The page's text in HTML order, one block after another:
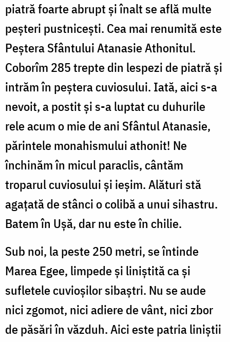
piatră foarte abrupt și înalt se află multe
peșteri pustnicești. Cea mai renumită este
Peștera Sfântului Atanasie Athonitul.
Coborîm 285 trepte din lespezi de piatră şi
intrăm în peștera cuviosului. Iată, aici s-a
nevoit, a postit și s-a luptat cu duhurile
rele acum o mie de ani Sfântul Atanasie,
părintele monahismului athonit! Ne
închinăm în micul paraclis, cântăm
troparul cuviosului și ieșim. Alături stă
agaţată de stânci o colibă a unui sihastru.
Batem în Ușă, dar nu este în chilie.
Sub noi, la peste 250 metri, se întinde
Marea Egee, limpede și liniștită ca și
sufletele cuvioșilor sibaștri. Nu se aude
nici zgomot, nici adiere de vânt, nici zbor
de păsări în văzduh. Aici este patria liniștii